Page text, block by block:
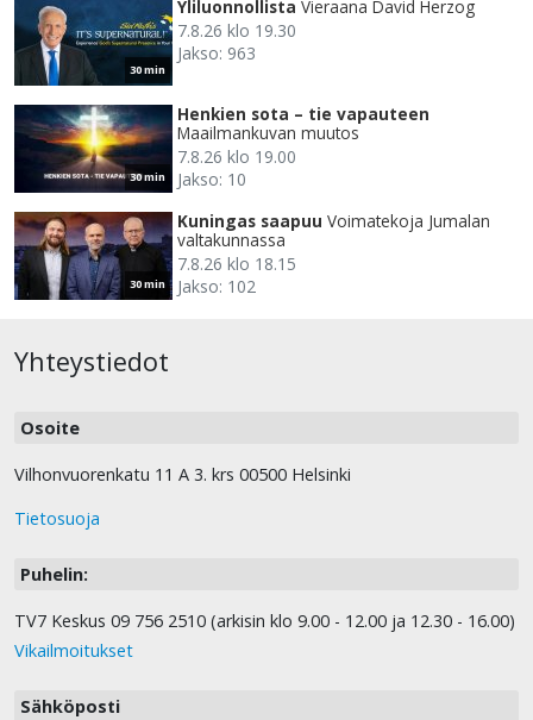
30 min
Yliluonnollista Vieraana David Herzog
7.8.26 klo 19.30
Jakso: 963
30 min
Henkien sota – tie vapauteen
Maailmankuvan muutos
7.8.26 klo 19.00
Jakso: 10
30 min
Kuningas saapuu Voimatekoja Jumalan
valtakunnassa
7.8.26 klo 18.15
Jakso: 102
Yhteystiedot
Osoite
Vilhonvuorenkatu 11 A 3. krs 00500 Helsinki
Tietosuoja
Puhelin:
TV7 Keskus 09 756 2510 (arkisin klo 9.00 - 12.00 ja 12.30 - 16.00)
Vikailmoitukset
Sähköposti